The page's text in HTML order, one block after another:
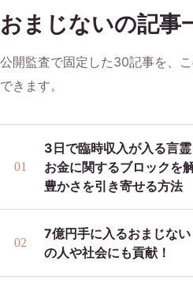
おまじないの記事
公開監査で固定した30記事を、
できます。
3日で臨時収入が入る言霊
お金に関するブロックを
豊かさを引き寄せる方法
7億円手に入るおまじない
の人や社会にも貢献！